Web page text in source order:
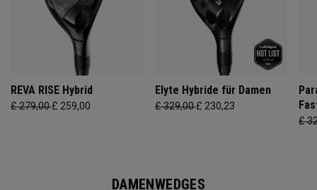
REVA RISE Hybrid
£ 279,00£ 259,00
Elyte Hybride für Damen
£ 329,00£ 230,23
£
DAMENWEDGES